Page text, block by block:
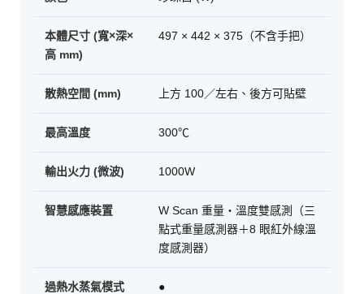
本體尺寸 (寬×深×
高 mm)
497 × 442 × 375（不含手把）
散熱空間 (mm) 上方 100／左右、後方可貼壁
最高溫度 300℃
輸出火力 (微波) 1000W
智慧感應裝置
W Scan 重量・溫度雙感測（三
點式重量感測器＋8 眼紅外線溫
度感測器）
過熱水蒸氣模式 ●